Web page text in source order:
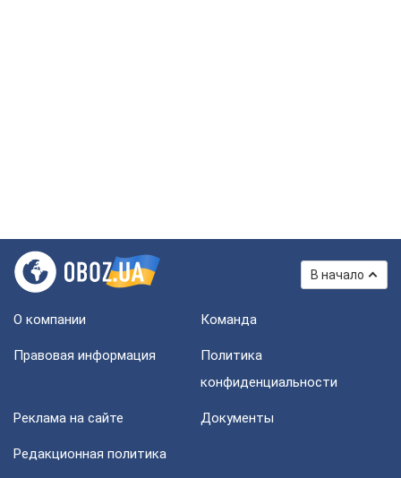
В начало
О компании Команда
Правовая информация
Политика
конфиденциальности
Реклама на сайте Документы
Редакционная политика